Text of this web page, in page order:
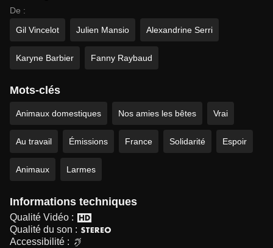
De :
Gil Vincelot
Julien Mansio Alexandrine Serri
Karyne Barbier Fanny Raybaud
Mots-clés
Animaux domestiques Nos amies les bêtes Vrai
Au travail Émissions France Solidarité Espoir
Animaux Larmes
Informations techniques
Qualité Vidéo :
Qualité du son :
Accessibilité :